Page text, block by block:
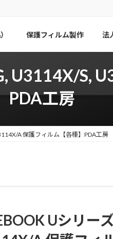
保護フィルム製作 法
U3114X/S,
PDA工房
A 保護フィルム【各種】PDA工房
Uシリー